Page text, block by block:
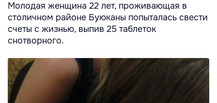
Молодая женщина 22 лет, проживающая в
столичном районе Буюканы попыталась свести
счеты с жизнью, выпив 25 таблеток
снотворного.